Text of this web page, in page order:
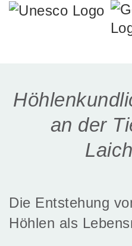
an der
Die Entstehung
Höhlen als